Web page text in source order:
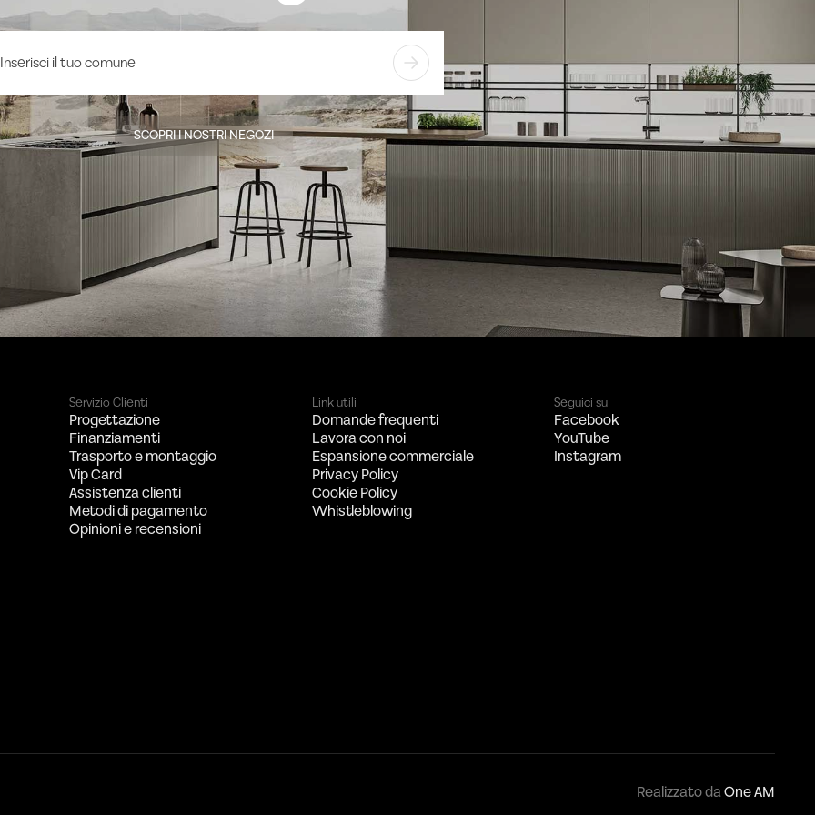
SCOPRI I NOSTRI NEGOZI
Servizio Clienti
Progettazione
Finanziamenti
Trasporto e montaggio
Vip Card
Assistenza clienti
Metodi di pagamento
Opinioni e recensioni
Link utili
Domande frequenti
Lavora con noi
Espansione commerciale
Privacy Policy
Cookie Policy
Whistleblowing
Seguici su
Facebook
YouTube
Instagram
Realizzato daOne AM